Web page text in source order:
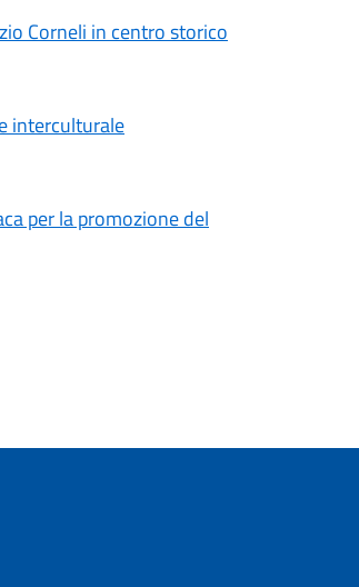
Corneli in centro storico
interculturale
per la promozione del